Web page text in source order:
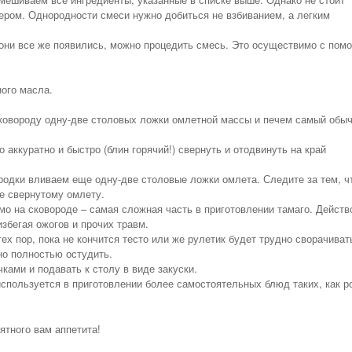
Однородности смеси нужно добиться не взбиванием, а легким
все же появились, можно процедить смесь. Это осуществимо с
масла.
одну-две столовых ложки омлетной массы и печем самый
и быстро (блин горячий!) свернуть и отодвинуть на край
вливаем еще одну-две столовые ложки омлета. Следите за тем,
свернутому омлету.
на сковороде – самая сложная часть в приготовлении тамаго.
ожогов и прочих травм.
пор, пока не кончится тесто или же рулетик будет трудно
полностью остудить.
и подавать к столу в виде закуски.
в приготовлении более самостоятельных блюд таких, как
вам аппетита!